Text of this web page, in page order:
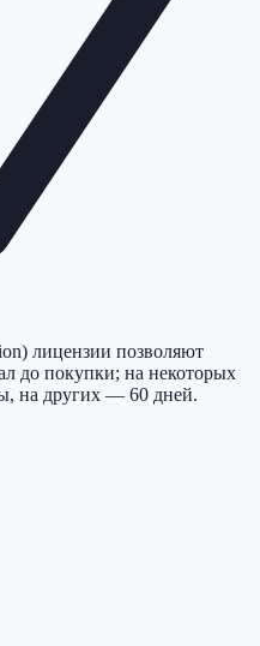
лицензии позволяют
до покупки; на некоторых
на других — 60 дней.